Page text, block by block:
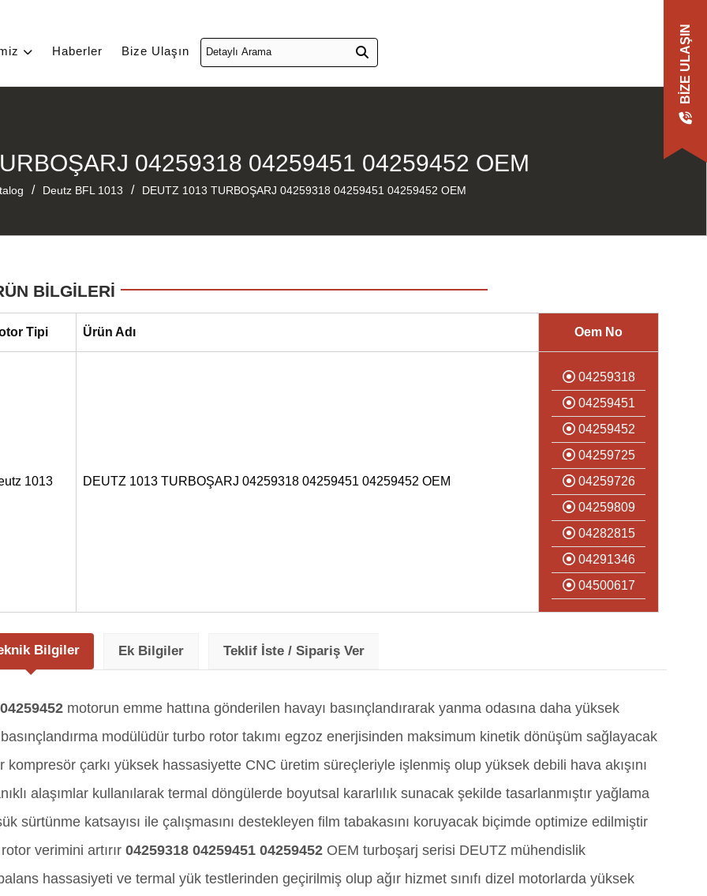
Haberler Bize Ulaşın BIZE ULAŞIN
04259318 04259451 04259452 OEM
/ Deutz BFL 1013 / DEUTZ 1013 TURBOŞARJ 04259318 04259451 04259452 OEM
BİLGİLERİ
Tipi Ürün Adı Oem No
1013 DEUTZ 1013 TURBOŞARJ 04259318 04259451 04259452 OEM
04259318
04259451
04259452
04259725
04259726
04259809
04282815
04291346
04500617
Bilgiler Ek Bilgiler Teklif İste / Sipariş Ver
motorun emme hattına gönderilen havayı basınçlandırarak yanma odasına daha yüksek
modülüdür turbo rotor takımı egzoz enerjisinden maksimum kinetik dönüşüm sağlayacak
çarkı yüksek hassasiyette CNC üretim süreçleriyle işlenmiş olup yüksek debili hava akışını
alaşımlar kullanılarak termal döngülerde boyutsal kararlılık sunacak şekilde tasarlanmıştır yağlama
sürtünme katsayısı ile çalışmasını destekleyen film tabakasını koruyacak biçimde optimize edilmiştir
verimini artırır 04259318 04259451 04259452 OEM turboşarj serisi DEUTZ mühendislik
hassasiyeti ve termal yük testlerinden geçirilmiş olup ağır hizmet sınıfı dizel motorlarda yüksek